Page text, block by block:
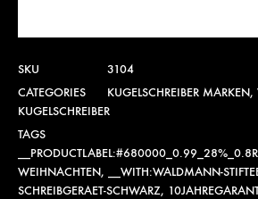
SKU
3104
CATEGORIES
KUGELSCHREIBER MARKEN,
KUGELSCHREIBER
TAGS
WEIHNACHTEN,
__WITH:WALDMANN-
SCHREIBGERAET-SCHWARZ,